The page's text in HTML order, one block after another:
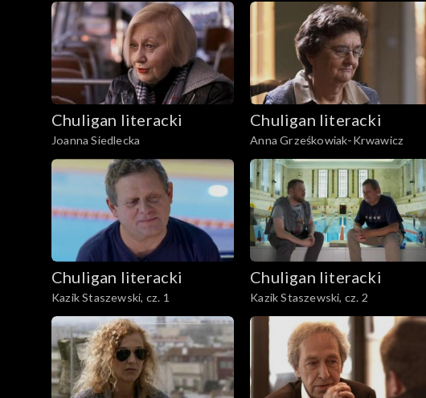
Chuligan literacki
Joanna Siedlecka
Chuligan literacki
Anna Grześkowiak-Krwawicz
Chuligan literacki
Kazik Staszewski, cz. 1
Chuligan literacki
Kazik Staszewski, cz. 2